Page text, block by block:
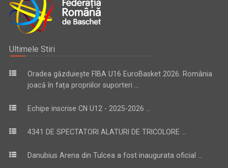
Ultimele Stiri
Oradea găzduiește FIBA U16 EuroBasket 2026. România
joacă în fața propriilor suporteri ...
Echipe inscrise CN U12 - 2025-2026 ...
4341 DE SPECTATORI ALATURI DE TRICOLORE ...
Danubius Arena din Tulcea a fost inaugurata oficial ...